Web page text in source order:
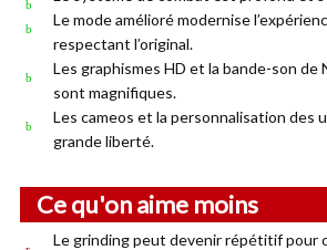
Le mode amélioré modernise
respectant l’original.
Les graphismes HD et la bande-son de
sont magnifiques.
Les cameos et la personnalisation des
grande liberté.
Ce qu'on aime moins
Le grinding peut devenir répétitif pour